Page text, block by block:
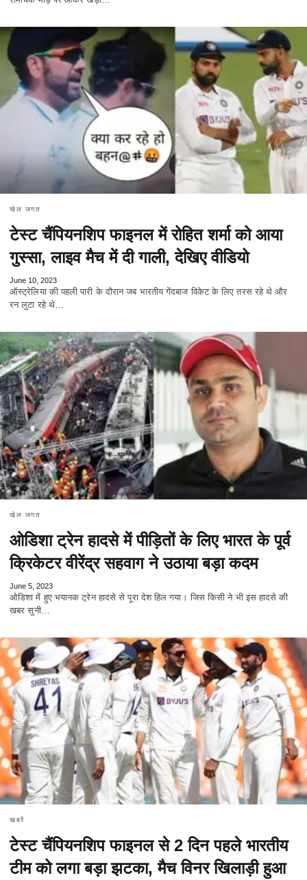
खेल जगत
टेस्ट चैंपियनशिप फाइनल में रोहित शर्मा को आया
गुस्सा, लाइव मैच में दी गाली, देखिए वीडियो
June 10, 2023
ऑस्ट्रेलिया की पहली पारी के दौरान जब भारतीय गेंदबाज विकेट के लिए तरस रहे थे और
रन लुटा रहे थे…
खेल जगत
ओडिशा ट्रेन हादसे में पीड़ितों के लिए भारत के पूर्व
क्रिकेटर वीरेंद्र सहवाग ने उठाया बड़ा कदम
June 5, 2023
ओडिशा में हुए भयानक ट्रेन हादसे से पूरा देश हिल गया। जिस किसी ने भी इस हादसे की
खबर सुनी…
खबरें
टेस्ट चैंपियनशिप फाइनल से 2 दिन पहले भारतीय
टीम को लगा बड़ा झटका, मैच विनर खिलाड़ी हुआ